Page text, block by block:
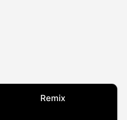
Remix